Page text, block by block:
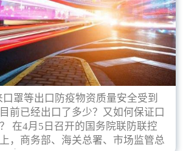
罩等出口防疫物资质量安全受到
前已经出口了多少？又如何保证口
在4月5日召开的国务院联防联控
，商务部、海关总署、市场监管总